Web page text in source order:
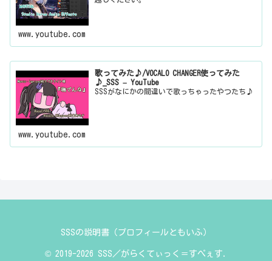
www.youtube.com
歌ってみた♪/VOCALO CHANGER使ってみた
♪_SSS – YouTube
SSSがなにかの間違いで歌っちゃったやつたち♪
www.youtube.com
SSSの説明書（プロフィールともいふ）
© 2019-2026 SSS／がらくてぃっく＝すぺぇす.